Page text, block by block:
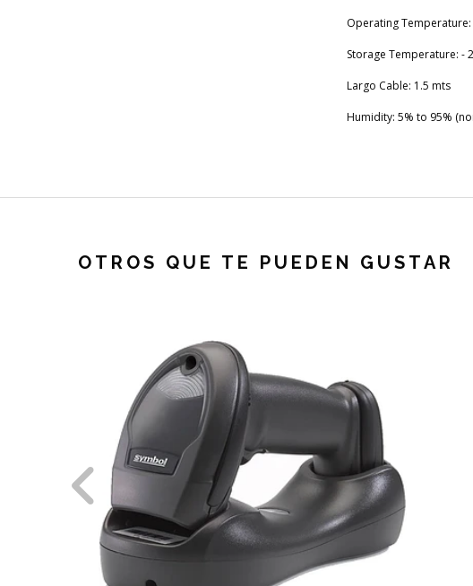
Operating Temperature:
Storage Temperature: -
Largo Cable: 1.5 mts
Humidity: 5% to 95%
OTROS QUE TE PUEDEN GUSTAR